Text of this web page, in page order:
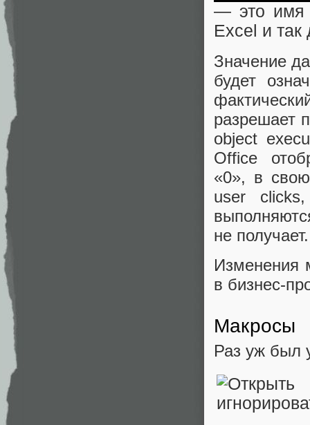
— это имя
Excel и так
Значение
будет
разрешает
object
Office
«0», в
user
не получает.
Изменения
в бизнес-
Макросы
Раз уж был